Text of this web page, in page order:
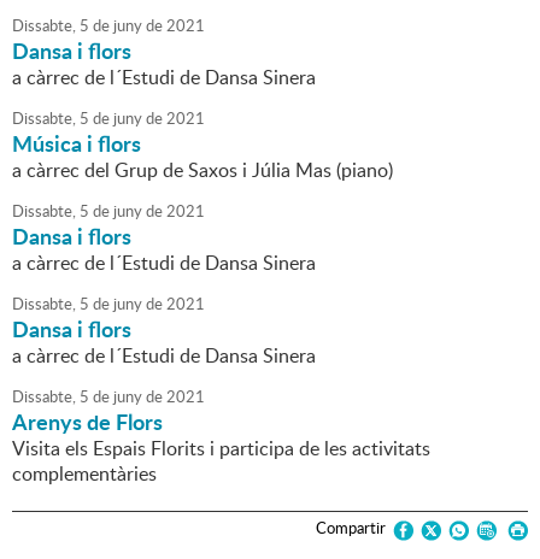
Dissabte, 5 de junyde2021
Dansa i flors
a càrrec de l´Estudi de Dansa Sinera
Dissabte, 5 de junyde2021
Música i flors
a càrrec del Grup de Saxos i Júlia Mas (piano)
Dissabte, 5 de junyde2021
Dansa i flors
a càrrec de l´Estudi de Dansa Sinera
Dissabte, 5 de junyde2021
Dansa i flors
a càrrec de l´Estudi de Dansa Sinera
Dissabte, 5 de junyde2021
Arenys de Flors
Visita els Espais Florits i participa de les activitats
complementàries
Compartir